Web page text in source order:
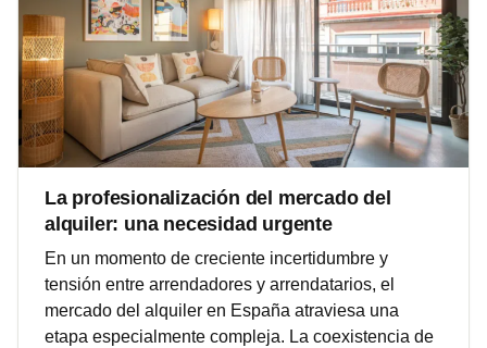
La profesionalización del mercado del
alquiler: una necesidad urgente
En un momento de creciente incertidumbre y
tensión entre arrendadores y arrendatarios, el
mercado del alquiler en España atraviesa una
etapa especialmente compleja. La coexistencia de